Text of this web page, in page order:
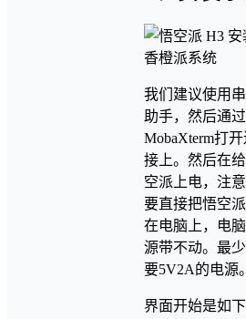
我们建议使用
助手，然后通过
MobaXterm打开
接上。然后在
空派上电，注
要直接把悟空
在电脑上，电
源带不动。最
要5V2A的电源。
界面开始是如